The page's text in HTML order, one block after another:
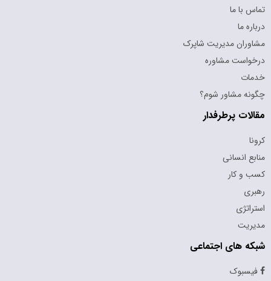
تماس با ما
درباره ما
مشاوران مدیریت شاپرک
درخواست مشاوره
خدمات
چگونه مشاور شوم؟
مقالات پرطرفدار
کرونا
منابع انسانی
کسب و کار
رهبری
استراتژی
مدیریت
شبکه های اجتماعی
فیسبوک